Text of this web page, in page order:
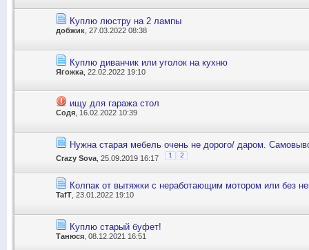
Куплю люстру на 2 лампы
добжик , 27.03.2022 08:38
Куплю диванчик или уголок на кухню
Ягожка , 22.02.2022 19:10
ищу для гаража стол
Содя , 16.02.2022 10:39
Нужна старая мебель очень не дорого/ даром.
Crazy Sova , 25.09.2019 16:17 1 2
Колпак от вытяжки с неработающим мотором или без
TafT , 23.01.2022 19:10
Куплю старый буфет!
Танюся , 08.12.2021 16:51